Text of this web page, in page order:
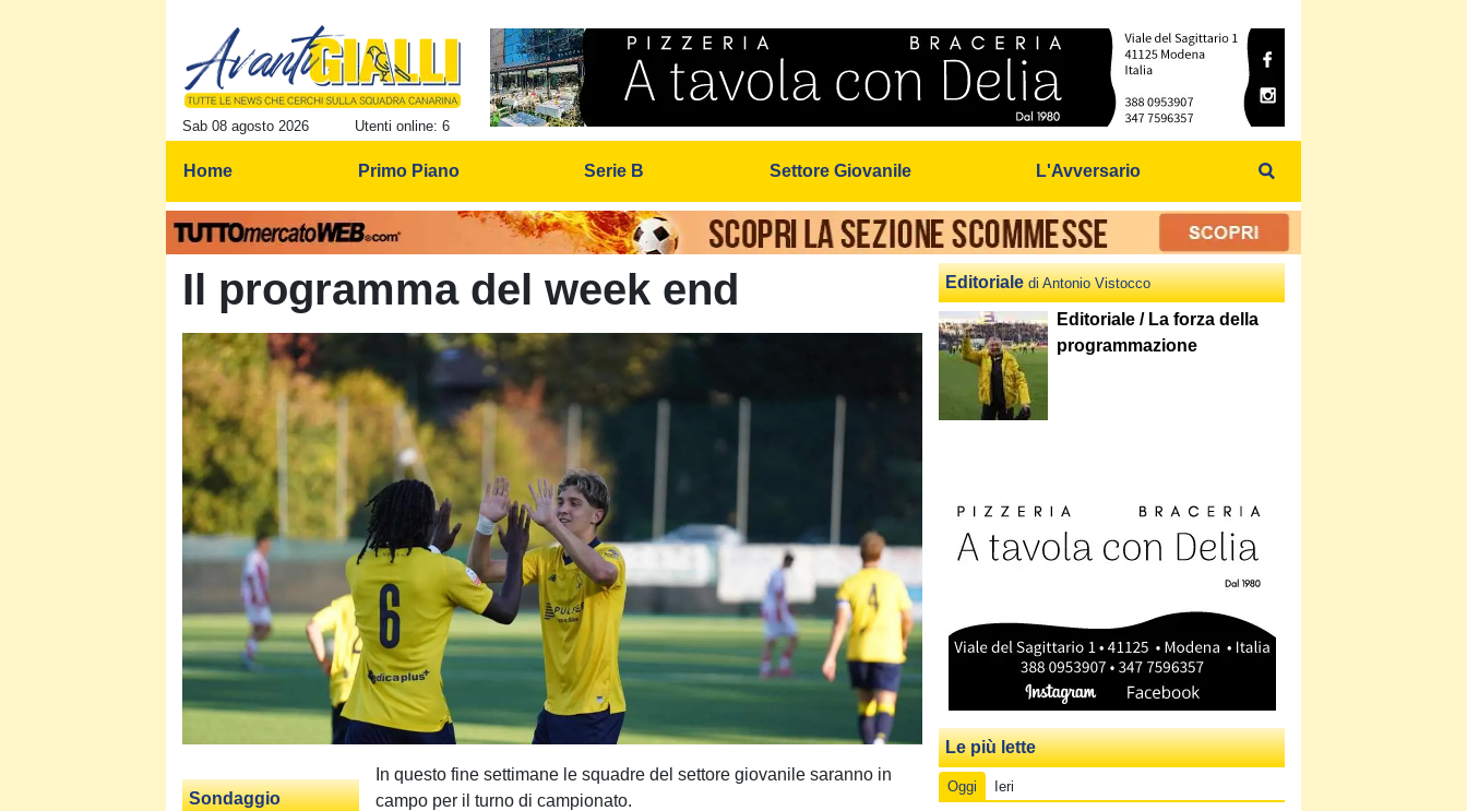
Sab 08 agosto 2026 Utenti online: 6
Home Primo Piano Serie B Settore Giovanile L'Avversario
Il programma del week end
Sondaggio
In questo fine settimane le squadre del settore giovanile saranno in
campo per il turno di campionato.
Editoriale di Antonio Vistocco
Editoriale / La forza della
programmazione
Le più lette
Oggi Ieri